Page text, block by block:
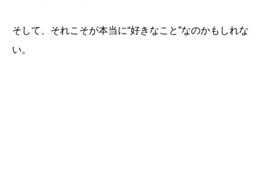
そして、それこそが本当に“好きなこと”なのかもしれな
い。